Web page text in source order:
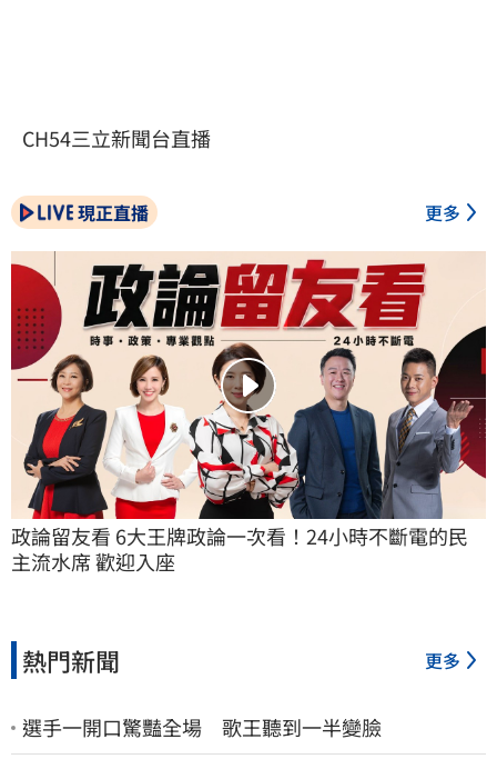
CH54三立新聞台直播
現正直播 更多
政論留友看 6大王牌政論一次看！24小時不斷電的民
主流水席 歡迎入座
熱門新聞 更多
選手一開口驚豔全場 歌王聽到一半變臉